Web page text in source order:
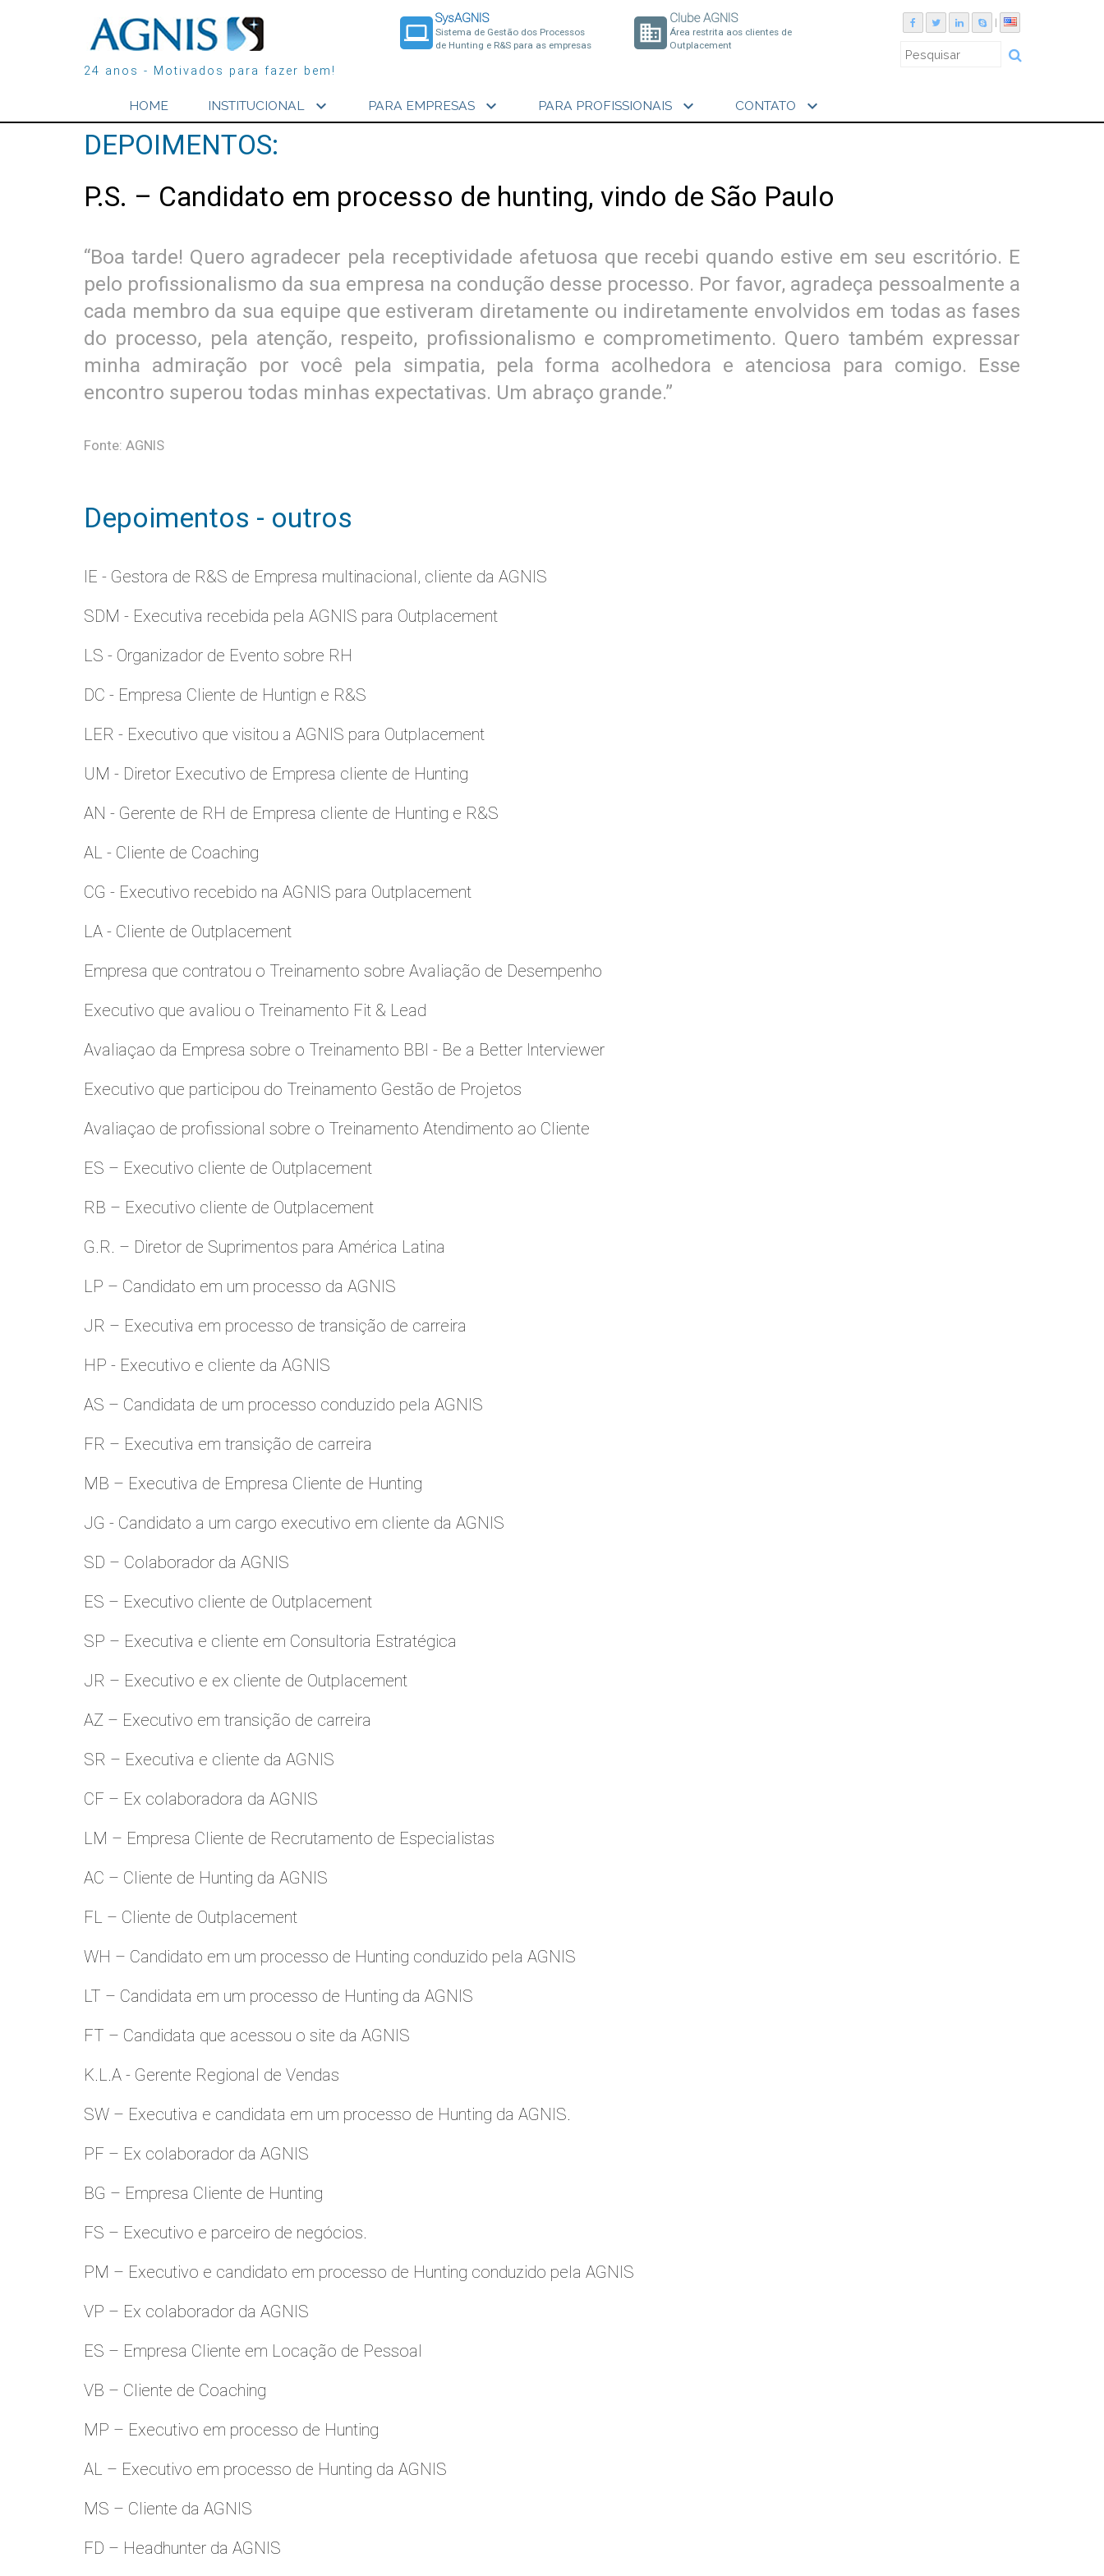
24 anos - Motivados para fazer bem!
laptop
SysAGNIS
Sistema de Gestão dos Processos
de Hunting e R&S para as empresas
business
Clube AGNIS
Área restrita aos clientes de
Outplacement
HOME INSTITUCIONAL expand_more PARA EMPRESAS expand_more PARA PROFISSIONAIS expand_more CONTATO expand_more
DEPOIMENTOS:
P.S. – Candidato em processo de hunting, vindo de São Paulo
“Boa tarde! Quero agradecer pela receptividade afetuosa que recebi quando estive em seu escritório. E
pelo profissionalismo da sua empresa na condução desse processo. Por favor, agradeça pessoalmente a
cada membro da sua equipe que estiveram diretamente ou indiretamente envolvidos em todas as fases
do processo, pela atenção, respeito, profissionalismo e comprometimento. Quero também expressar
minha admiração por você pela simpatia, pela forma acolhedora e atenciosa para comigo. Esse
encontro superou todas minhas expectativas. Um abraço grande.”
Fonte: AGNIS
Depoimentos - outros
IE - Gestora de R&S de Empresa multinacional, cliente da AGNIS
SDM - Executiva recebida pela AGNIS para Outplacement
LS - Organizador de Evento sobre RH
DC - Empresa Cliente de Huntign e R&S
LER - Executivo que visitou a AGNIS para Outplacement
UM - Diretor Executivo de Empresa cliente de Hunting
AN - Gerente de RH de Empresa cliente de Hunting e R&S
AL - Cliente de Coaching
CG - Executivo recebido na AGNIS para Outplacement
LA - Cliente de Outplacement
Empresa que contratou o Treinamento sobre Avaliação de Desempenho
Executivo que avaliou o Treinamento Fit & Lead
Avaliaçao da Empresa sobre o Treinamento BBI - Be a Better Interviewer
Executivo que participou do Treinamento Gestão de Projetos
Avaliaçao de profissional sobre o Treinamento Atendimento ao Cliente
ES – Executivo cliente de Outplacement
RB – Executivo cliente de Outplacement
G.R. – Diretor de Suprimentos para América Latina
LP – Candidato em um processo da AGNIS
JR – Executiva em processo de transição de carreira
HP - Executivo e cliente da AGNIS
AS – Candidata de um processo conduzido pela AGNIS
FR – Executiva em transição de carreira
MB – Executiva de Empresa Cliente de Hunting
JG - Candidato a um cargo executivo em cliente da AGNIS
SD – Colaborador da AGNIS
ES – Executivo cliente de Outplacement
SP – Executiva e cliente em Consultoria Estratégica
JR – Executivo e ex cliente de Outplacement
AZ – Executivo em transição de carreira
SR – Executiva e cliente da AGNIS
CF – Ex colaboradora da AGNIS
LM – Empresa Cliente de Recrutamento de Especialistas
AC – Cliente de Hunting da AGNIS
FL – Cliente de Outplacement
WH – Candidato em um processo de Hunting conduzido pela AGNIS
LT – Candidata em um processo de Hunting da AGNIS
FT – Candidata que acessou o site da AGNIS
K.L.A - Gerente Regional de Vendas
SW – Executiva e candidata em um processo de Hunting da AGNIS.
PF – Ex colaborador da AGNIS
BG – Empresa Cliente de Hunting
FS – Executivo e parceiro de negócios.
PM – Executivo e candidato em processo de Hunting conduzido pela AGNIS
VP – Ex colaborador da AGNIS
ES – Empresa Cliente em Locação de Pessoal
VB – Cliente de Coaching
MP – Executivo em processo de Hunting
AL – Executivo em processo de Hunting da AGNIS
MS – Cliente da AGNIS
FD – Headhunter da AGNIS